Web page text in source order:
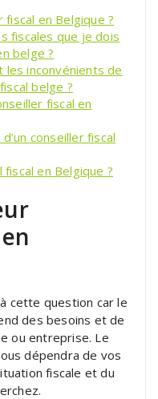
en Belgique ?
fiscales que je dois
belge ?
inconvénients de
belge ?
fiscal en
conseiller fiscal
fiscal en Belgique ?
cette question car le
des besoins et de
ou entreprise. Le
dépendra de vos
fiscale et du